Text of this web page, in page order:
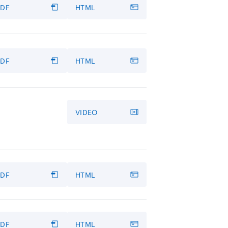
HTML
HTML
VIDEO
HTML
HTML